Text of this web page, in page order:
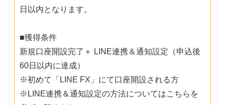
日以内となります。
■獲得条件
新規口座開設完了＋ LINE連携＆通知設定（申込後
60日以内に達成）
※初めて「LINE FX」にて口座開設される方
※LINE連携＆通知設定の方法についてはこちらを